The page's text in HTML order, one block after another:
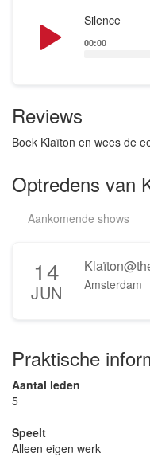
Silence
Player
00:00
Reviews
Boek Klaïton en wees de
Optredens van
Aankomende shows
14
JUN Amsterdam
Praktische
Aantal leden
5
Speelt
Alleen eigen werk